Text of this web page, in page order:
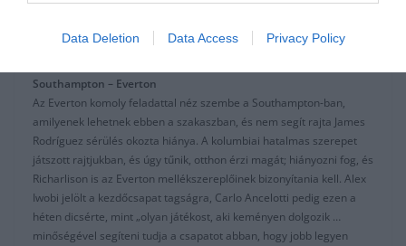
Data Deletion Data Access Privacy Policy
léphet pályára korábbi anfieldi klubja ellen, olyan klubért, amelynek
minden gólra szüksége van.
Southampton – Everton
Az Everton komoly feladattal néz szembe a Southampton-ban,
amilyenek lehetnek ebben a szakaszban, és nem segít rajta James
Rodríguez sérülés okozta hiánya. A kolumbiai hatalmas szerepet
játszott rajtjukban, és úgy tűnik, otthon érzi magát; hiányozni fog, és
Richarlison is az Everton mellékszereplőinek bizonyítania kell. Alex
Iwobi jelölt a kezdőcsapat tagságra, Carlo Ancelotti pedig ezen a
héten dicsérte, mint „olyan játékost, aki keményen dolgozik …
minőségével segíteni tudja a csapatot abban, hogy jobb legyen